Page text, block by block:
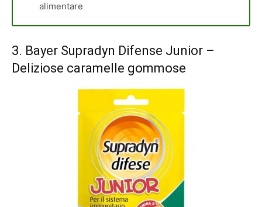
alimentare
3. Bayer Supradyn Difense Junior –
Deliziose caramelle gommose